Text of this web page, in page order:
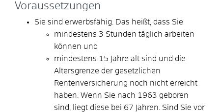
Voraussetzungen
Sie sind erwerbsfähig. Das heißt, dass Sie
mindestens 3 Stunden täglich arbeiten
können und
mindestens 15 Jahre alt sind und die
Altersgrenze der gesetzlichen
Rentenversicherung noch nicht erreicht
haben. Wenn Sie nach 1963 geboren
sind, liegt diese bei 67 Jahren. Sind Sie vor